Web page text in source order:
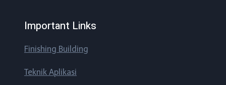
Important Links
Finishing Building
Teknik Aplikasi